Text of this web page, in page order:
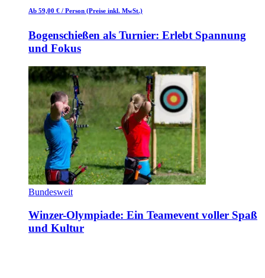
Ab 59,00 € / Person (Preise inkl. MwSt.)
Bogenschießen als Turnier: Erlebt Spannung
und Fokus
Bundesweit
Winzer-Olympiade: Ein Teamevent voller Spaß
und Kultur